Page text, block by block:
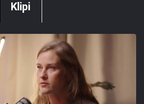
Klipi